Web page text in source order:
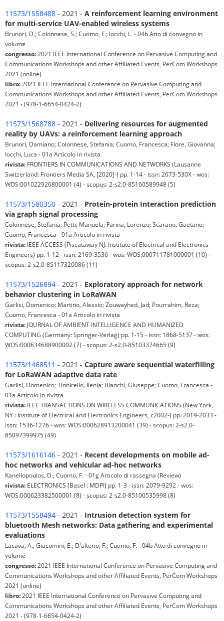
11573/1558488 - 2021 - A reinforcement learning environment
for multi-service UAV-enabled wireless systems
Brunori, D.; Colonnese, S.; Cuomo, F.; Iocchi, L. - 04b Atto di convegno in
volume
congresso: 2021 IEEE International Conference on Pervasive Computing and
Communications Workshops and other Affiliated Events, PerCom Workshops
2021 (online)
libro: 2021 IEEE International Conference on Pervasive Computing and
Communications Workshops and other Affiliated Events, PerCom Workshops
2021 - (978-1-6654-0424-2)
11573/1568788 - 2021 - Delivering resources for augmented
reality by UAVs: a reinforcement learning approach
Brunori, Damiano; Colonnese, Stefania; Cuomo, Francesca; Flore, Giovanna;
Iocchi, Luca - 01a Articolo in rivista
rivista: FRONTIERS IN COMMUNICATIONS AND NETWORKS (Lausanne
Switzerland: Frontiers Media SA, [2020]-) pp. 1-14 - issn: 2673-530X - wos:
WOS:001022926800001 (4) - scopus: 2-s2.0-85160589948 (5)
11573/1580350 - 2021 - Protein-protein Interaction prediction
via graph signal processing
Colonnese, Stefania; Petti, Manuela; Farina, Lorenzo; Scarano, Gaetano;
Cuomo, Francesca - 01a Articolo in rivista
rivista: IEEE ACCESS (Piscataway NJ: Institute of Electrical and Electronics
Engineers) pp. 1-12 - issn: 2169-3536 - wos: WOS:000711781000001 (10) -
scopus: 2-s2.0-85117320086 (11)
11573/1526894 - 2021 - Exploratory approach for network
behavior clustering in LoRaWAN
Garlisi, Domenico; Martino, Alessio; Zouwayhed, Jad; Pourrahim, Reza;
Cuomo, Francesca - 01a Articolo in rivista
rivista: JOURNAL OF AMBIENT INTELLIGENCE AND HUMANIZED
COMPUTING (Germany: Springer-Verlag) pp. 1-15 - issn: 1868-5137 - wos:
WOS:000634688900002 (7) - scopus: 2-s2.0-85103374665 (9)
11573/1468511 - 2021 - Capture aware sequential waterfilling
for LoRaWAN adaptive data rate
Garlisi, Domenico; Tinnirello, Ilenia; Bianchi, Giuseppe; Cuomo, Francesca -
01a Articolo in rivista
rivista: IEEE TRANSACTIONS ON WIRELESS COMMUNICATIONS (New York,
NY : Institute of Electrical and Electronics Engineers, c2002-) pp. 2019-2033 -
issn: 1536-1276 - wos: WOS:000628913200041 (39) - scopus: 2-s2.0-
85097399975 (49)
11573/1616146 - 2021 - Recent developments on mobile ad-
hoc networks and vehicular ad-hoc networks
Kanellopoulos, D.; Cuomo, F. - 01g Articolo di rassegna (Review)
rivista: ELECTRONICS (Basel : MDPI) pp. 1-3 - issn: 2079-9292 - wos:
WOS:000623382500001 (8) - scopus: 2-s2.0-85100535998 (8)
11573/1558494 - 2021 - Intrusion detection system for
bluetooth Mesh networks: Data gathering and experimental
evaluations
Lacava, A.; Giacomini, E.; D'alterio, F.; Cuomo, F. - 04b Atto di convegno in
volume
congresso: 2021 IEEE International Conference on Pervasive Computing and
Communications Workshops and other Affiliated Events, PerCom Workshops
2021 (online)
libro: 2021 IEEE International Conference on Pervasive Computing and
Communications Workshops and other Affiliated Events, PerCom Workshops
2021 - (978-1-6654-0424-2)